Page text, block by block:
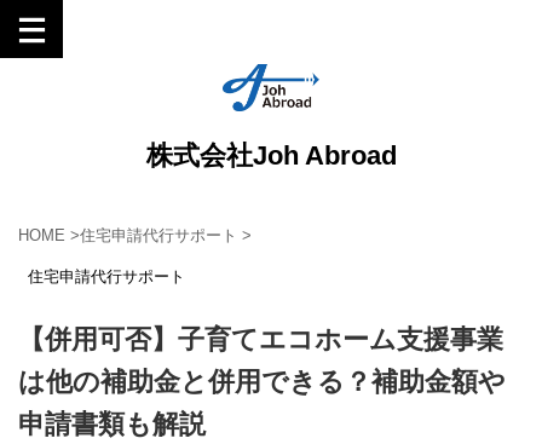
株式会社Joh Abroad
HOME >住宅申請代行サポート >
住宅申請代行サポート
【併用可否】子育てエコホーム支援事業
は他の補助金と併用できる？補助金額や
申請書類も解説